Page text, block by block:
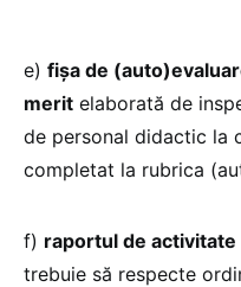
e) fişa de
merit elaborată de
de personal didactic la
completat la rubrica
f) raportul de
trebuie să respecte